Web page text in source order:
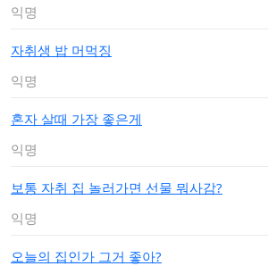
익명
자취생 밥 머먹징
익명
혼자 살때 가장 좋은게
익명
보통 자취 집 놀러가면 선물 뭐사감?
익명
오늘의 집인가 그거 좋아?